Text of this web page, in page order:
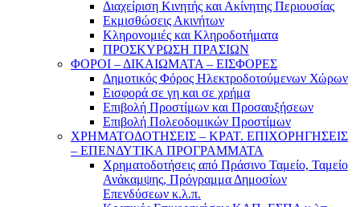
Διαχείριση Κινητής και Ακίνητης Περιουσίας
Εκμισθώσεις Ακινήτων
Κληρονομιές και Κληροδοτήματα
ΠΡΟΣΚΥΡΩΣΗ ΠΡΑΣΙΩΝ
ΦΟΡΟΙ – ΔΙΚΑΙΩΜΑΤΑ – ΕΙΣΦΟΡΕΣ
Δημοτικός Φόρος Ηλεκτροδοτούμενων Χώρων
Εισφορά σε γη και σε χρήμα
Επιβολή Προστίμων και Προσαυξήσεων
Επιβολή Πολεοδομικών Προστίμων
ΧΡΗΜΑΤΟΔΟΤΗΣΕΙΣ – ΚΡΑΤ. ΕΠΙΧΟΡΗΓΗΣΕΙΣ
– ΕΠΕΝΔΥΤΙΚΑ ΠΡΟΓΡΑΜΜΑΤΑ
Χρηματοδοτήσεις από Πράσινο Ταμείο, Ταμείο
Ανάκαμψης, Πρόγραμμα Δημοσίων
Επενδύσεων κ.λ.π.